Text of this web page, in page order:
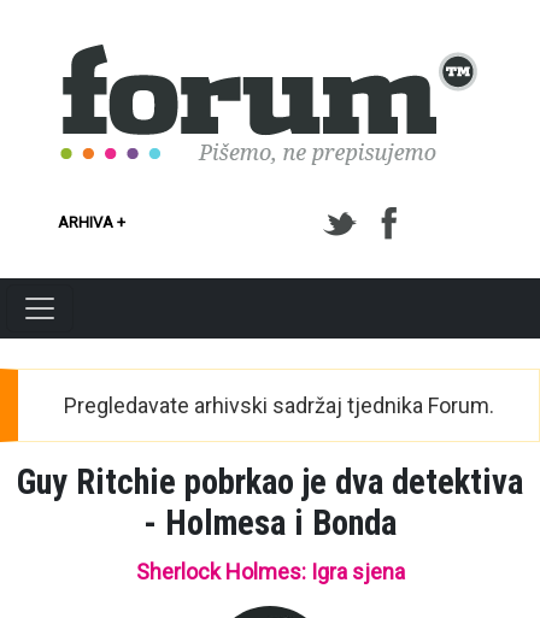
ARHIVA +
Pregledavate arhivski sadržaj tjednika Forum.
Guy Ritchie pobrkao je dva detektiva
- Holmesa i Bonda
Sherlock Holmes: Igra sjena